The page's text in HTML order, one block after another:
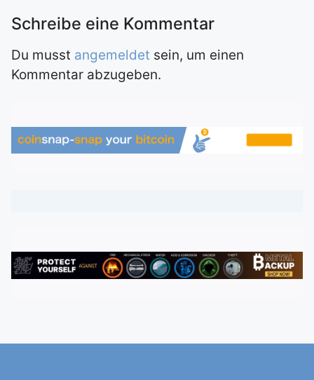
Du musst angemeldet sein, um einen
Kommentar abzugeben.